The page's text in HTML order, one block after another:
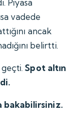
vadede
ancak
belirtti.
geçti.Spot altın
bakabilirsiniz.